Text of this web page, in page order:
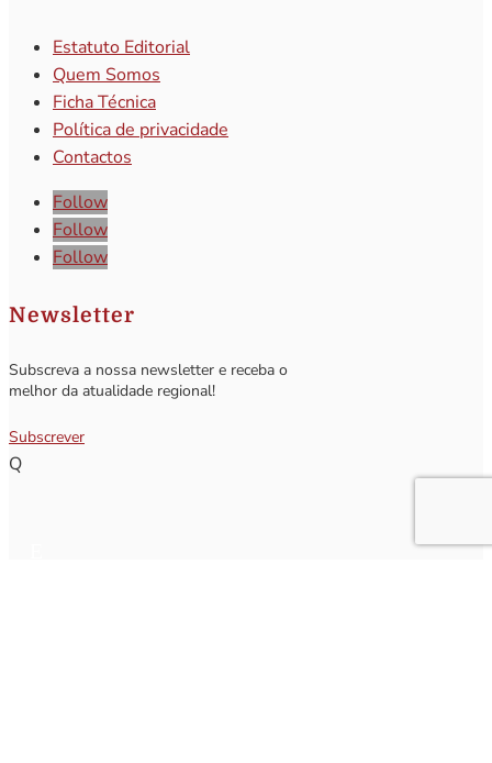
Estatuto Editorial
Quem Somos
Ficha Técnica
Política de privacidade
Contactos
Follow
Follow
Follow
Newsletter
Subscreva a nossa newsletter e receba o
melhor da atualidade regional!
Subscrever
Q